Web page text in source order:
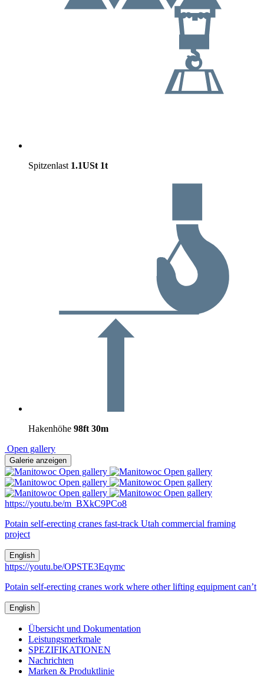
Spitzenlast 1.1USt 1t
Hakenhöhe 98ft 30m
Open gallery
Galerie anzeigen
Open gallery
Open gallery
Open gallery
Open gallery
Open gallery
Open gallery
https://youtu.be/m_BXkC9PCo8
Potain self-erecting cranes fast-track Utah commercial framing
project
English
https://youtu.be/OPSTE3Eqymc
Potain self-erecting cranes work where other lifting equipment can’t
English
Übersicht und Dokumentation
Leistungsmerkmale
SPEZIFIKATIONEN
Nachrichten
Marken & Produktlinie